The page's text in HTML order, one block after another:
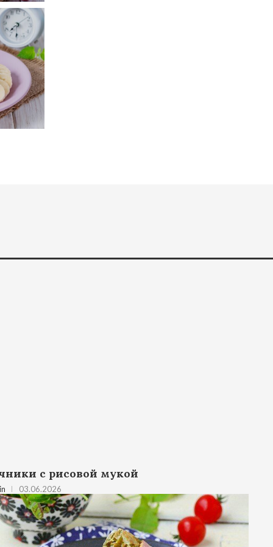
с рисовой мукой
03.06.2026